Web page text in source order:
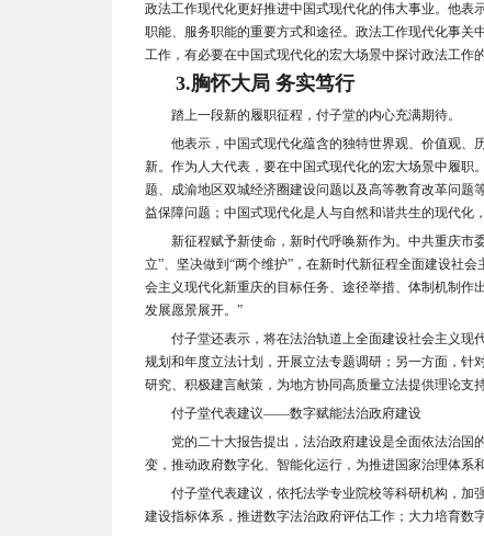
政法工作现代化更好推进中国式现代化的伟大事业。他表
职能、服务职能的重要方式和途径。政法工作现代化事
工作，有必要在中国式现代化的宏大场景中探讨政法工作的
3.胸怀大局 务实笃行
踏上一段新的履职征程，付子堂的内心充满期待。
他表示，中国式现代化蕴含的独特世界观、价值观、
新。作为人大代表，要在中国式现代化的宏大场景中履职
题、成渝地区双城经济圈建设问题以及高等教育改革问题
益保障问题；中国式现代化是人与自然和谐共生的现代化
新征程赋予新使命，新时代呼唤新作为。中共重庆市
立”、坚决做到“两个维护”，在新时代新征程全面建设社
会主义现代化新重庆的目标任务、途径举措、体制机制作
发展愿景展开。”
付子堂还表示，将在法治轨道上全面建设社会主义现
规划和年度立法计划，开展立法专题调研；另一方面，
研究、积极建言献策，为地方协同高质量立法提供理论支
付子堂代表建议——数字赋能法治政府建设
党的二十大报告提出，法治政府建设是全面依法治国
变，推动政府数字化、智能化运行，为推进国家治理体系
付子堂代表建议，依托法学专业院校等科研机构，加
建设指标体系，推进数字法治政府评估工作；大力培育数